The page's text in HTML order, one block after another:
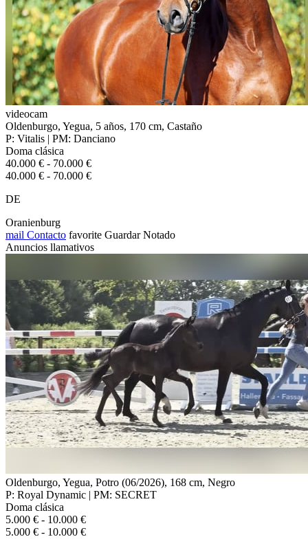
videocam
Oldenburgo, Yegua, 5 años, 170 cm, Castaño
P: Vitalis | PM: Danciano
Doma clásica
40.000 € - 70.000 €
40.000 € - 70.000 €
DE
Oranienburg
mail Contacto favorite Guardar Notado
Anuncios llamativos
Oldenburgo, Yegua, Potro (06/2026), 168 cm, Negro
P: Royal Dynamic | PM: SECRET
Doma clásica
5.000 € - 10.000 €
5.000 € - 10.000 €